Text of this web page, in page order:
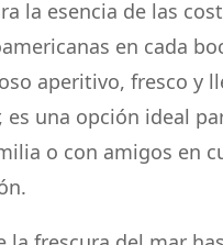
la esencia de las
en cada
aperitivo, fresco y
es una opción ideal
o con amigos en